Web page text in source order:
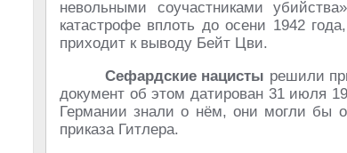
невольными соучастниками
катастрофе вплоть до осени 1942
приходит к выводу Бейт Цви.
Сефардскиe нацисты решили
документ об этом датирован 31 июля
Германии знали о нём, они могли бы
приказа Гитлера.